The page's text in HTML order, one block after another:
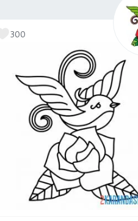
Распечатать и скачать
300